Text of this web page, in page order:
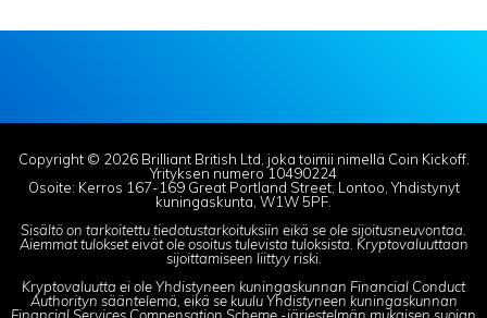
Copyright © 2026 Brilliant British Ltd, joka toimii nimellä Coin Kickoff.
Yrityksen numero 10490224
Osoite: Kerros 167-169 Great Portland Street, Lontoo, Yhdistynyt
kuningaskunta, W1W 5PF.
Sisältö on tarkoitettu tiedotustarkoituksiin eikä se ole sijoitusneuvontaa.
Aiemmat tulokset eivät ole osoitus tulevista tuloksista. Kryptovaluuttaan
sijoittamiseen liittyy riski.
Kryptovaluutta ei ole Yhdistyneen kuningaskunnan Financial Conduct
Authorityn sääntelemä, eikä se kuulu Yhdistyneen kuningaskunnan